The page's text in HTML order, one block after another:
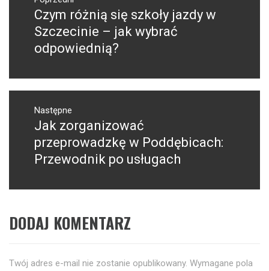
Poprzedni
wpis:
Czym różnią się szkoły jazdy w
Szczecinie – jak wybrać
odpowiednią?
Następne
Następny
post:
Jak zorganizować
przeprowadzkę w Poddębicach:
Przewodnik po usługach
DODAJ KOMENTARZ
Twój adres e-mail nie zostanie opublikowany. Wymagane pola